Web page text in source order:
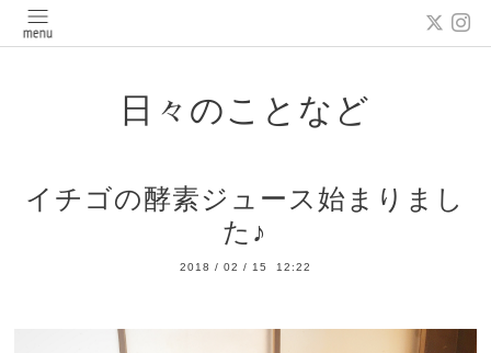
日々のことなど
イチゴの酵素ジュース始まりまし
た♪
2018 / 02 / 15 12:22